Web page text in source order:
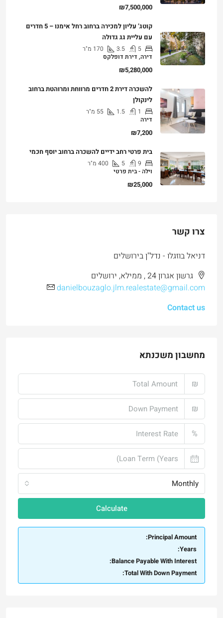
₪7,500,000
קוטג’ עליון למכירה ברחוב רחל אימנו – 5 חדרים
עם עליית גג גדולה
5
3.5
170 מ"ר
דירה, דירת דופלקס
₪5,280,000
להשכרה דירת 2 חדרים מרווחת ומרוהטת ברחוב
לינקולן
1
1.5
55 מ"ר
דירה
₪7,200
בית פרטי רחב ידיים להשכרה ברחוב יוסף חכמי
9
5
400 מ"ר
וילה - בית פרטי
₪25,000
צרו קשר
דניאל בוזגלו - נדל"ן בירושלים
גרשון אגרון 24 , ממילא, ירושלים
danielbouzaglo.jlm.realestate@gmail.com
Contact us
מחשבון משכנתא
₪
₪
%
Monthly
Calculate
Principal Amount:
Years:
Balance Payable With Interest:
Total With Down Payment: